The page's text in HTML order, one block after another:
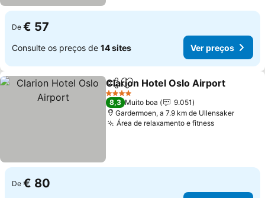
De € 57
Consulte os preços de 14 sites Ver preços
PartilharAdicionar aos favoritos
Clarion Hotel Oslo Airport
4 Estrelas
8,3 Muito boa
9.051
Gardermoen, a 7.9 km de Ullensaker
Área de relaxamento e fitness
De € 80